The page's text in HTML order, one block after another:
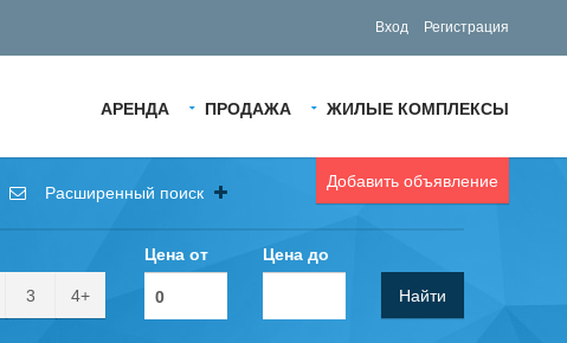
Вход Регистрация
АРЕНДА ПРОДАЖА ЖИЛЫЕ КОМПЛЕКСЫ
Добавить объявление
Расширенный поиск
3 4+
Цена от Цена до
Найти